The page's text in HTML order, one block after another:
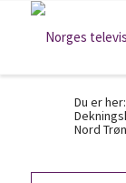
Du er her:
Nord